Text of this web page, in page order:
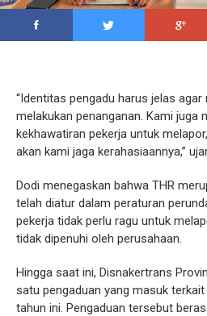
“Identitas pengadu harus jelas
melakukan penanganan. Kami juga
kekhawatiran pekerja untuk
akan kami jaga kerahasiaannya,”
Dodi menegaskan bahwa THR
telah diatur dalam peraturan
pekerja tidak perlu ragu untuk
tidak dipenuhi oleh perusahaan.
Hingga saat ini, Disnakertrans
satu pengaduan yang masuk
tahun ini. Pengaduan tersebut